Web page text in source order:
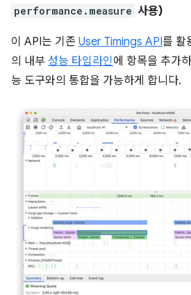
performance.measure 사용)
이 API는 기존 User Timings API를 활
의 내부 성능 타임라인에 항목을 추가
능 도구와의 통합을 가능하게 합니다.